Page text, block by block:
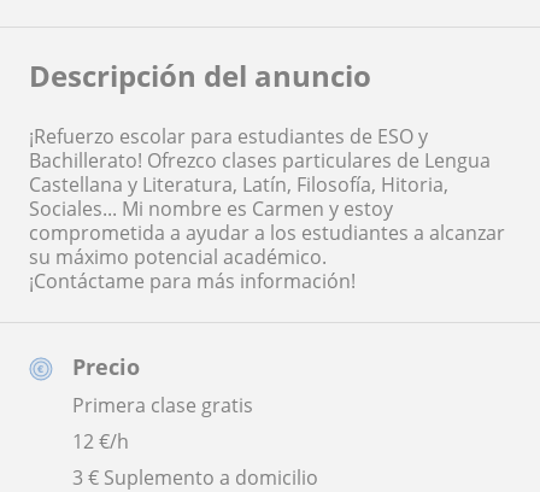
Precio
Primera clase gratis
12€/h
3 € Suplemento a domicilio
Descripción del anuncio
¡Refuerzo escolar para estudiantes de ESO y
Bachillerato! Ofrezco clases particulares de Lengua
Castellana y Literatura, Latín, Filosofía, Hitoria,
Sociales... Mi nombre es Carmen y estoy
comprometida a ayudar a los estudiantes a alcanzar
su máximo potencial académico.
¡Contáctame para más información!